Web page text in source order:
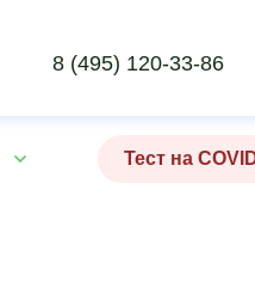
8 (495) 120-33-86
Тест на